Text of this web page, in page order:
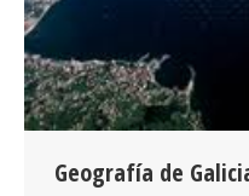
Geografía de